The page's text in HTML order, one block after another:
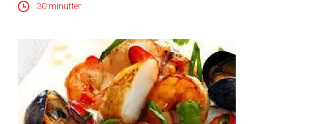
30 minutter